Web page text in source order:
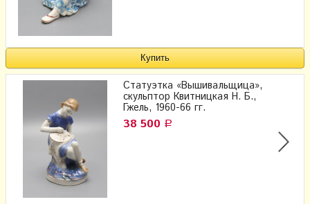
Статуэтка «Вышивальщица»,
скульптор Квитницкая Н. Б.,
Гжель, 1960-66 гг.
38 500 Р